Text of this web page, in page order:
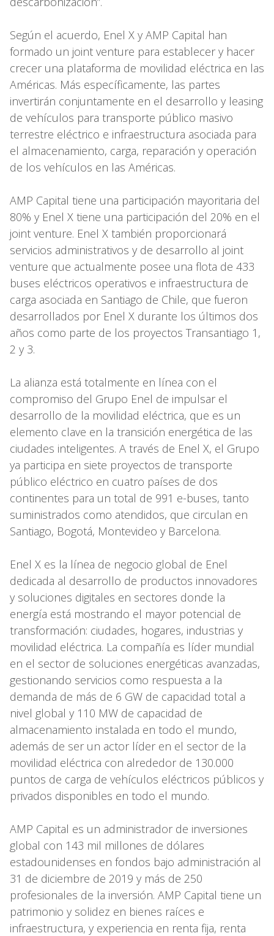
Según el acuerdo, Enel X y AMP Capital han
formado un joint venture para establecer y hacer
crecer una plataforma de movilidad eléctrica en las
Américas. Más específicamente, las partes
invertirán conjuntamente en el desarrollo y leasing
de vehículos para transporte público masivo
terrestre eléctrico e infraestructura asociada para
el almacenamiento, carga, reparación y operación
de los vehículos en las Américas.
AMP Capital tiene una participación mayoritaria del
80% y Enel X tiene una participación del 20% en el
joint venture. Enel X también proporcionará
servicios administrativos y de desarrollo al joint
venture que actualmente posee una flota de 433
buses eléctricos operativos e infraestructura de
carga asociada en Santiago de Chile, que fueron
desarrollados por Enel X durante los últimos dos
años como parte de los proyectos Transantiago 1,
2 y 3.
La alianza está totalmente en línea con el
compromiso del Grupo Enel de impulsar el
desarrollo de la movilidad eléctrica, que es un
elemento clave en la transición energética de las
ciudades inteligentes. A través de Enel X, el Grupo
ya participa en siete proyectos de transporte
público eléctrico en cuatro países de dos
continentes para un total de 991 e-buses, tanto
suministrados como atendidos, que circulan en
Santiago, Bogotá, Montevideo y Barcelona.
Enel X es la línea de negocio global de Enel
dedicada al desarrollo de productos innovadores
y soluciones digitales en sectores donde la
energía está mostrando el mayor potencial de
transformación: ciudades, hogares, industrias y
movilidad eléctrica. La compañía es líder mundial
en el sector de soluciones energéticas avanzadas,
gestionando servicios como respuesta a la
demanda de más de 6 GW de capacidad total a
nivel global y 110 MW de capacidad de
almacenamiento instalada en todo el mundo,
además de ser un actor líder en el sector de la
movilidad eléctrica con alrededor de 130.000
puntos de carga de vehículos eléctricos públicos y
privados disponibles en todo el mundo.
AMP Capital es un administrador de inversiones
global con 143 mil millones de dólares
estadounidenses en fondos bajo administración al
31 de diciembre de 2019 y más de 250
profesionales de la inversión. AMP Capital tiene un
patrimonio y solidez en bienes raíces e
infraestructura, y experiencia en renta fija, renta